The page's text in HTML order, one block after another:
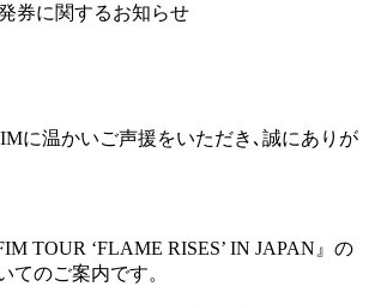
券に関するお知らせ
に温かいご声援をいただき､誠にありが
TOUR ‘FLAME RISES’ IN JAPAN』の
てのご案内です。